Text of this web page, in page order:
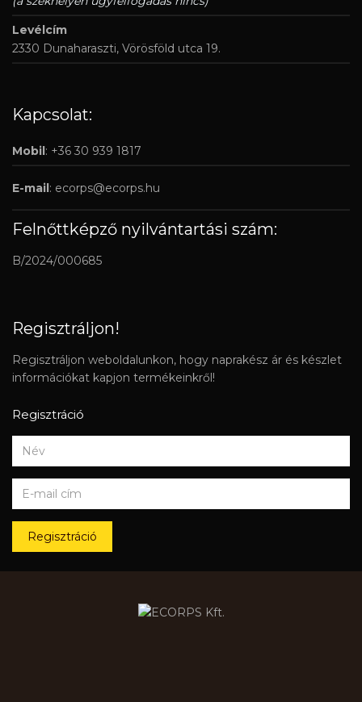
Levélcím
2330 Dunaharaszti, Vörösföld utca 19.
Kapcsolat:
Mobil : +36 30 939 1817
E-mail : ecorps@ecorps.hu
Felnőttképző nyilvántartási szám:
B/2024/000685
Regisztráljon!
Regisztráljon weboldalunkon, hogy naprakész ár és készlet
információkat kapjon termékeinkről!
Regisztráció
Regisztráció